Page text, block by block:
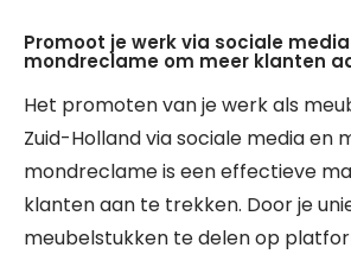
Promoot je werk via sociale
mondreclame om meer klanten
Het promoten van je werk als
Zuid-Holland via sociale media en
mondreclame is een effectieve
klanten aan te trekken. Door je
meubelstukken te delen op